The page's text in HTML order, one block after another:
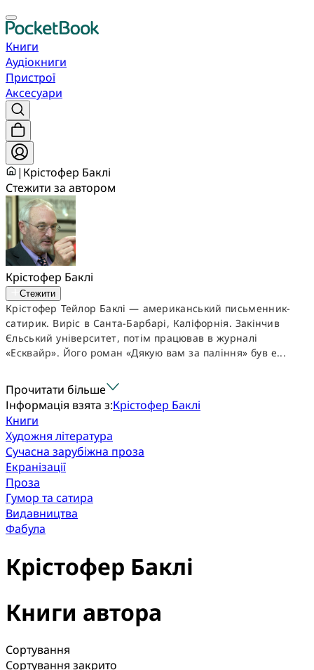
Книги
Аудіокниги
Пристрої
Аксесуари
| Крістофер Баклі
Стежити за автором
Крістофер Баклі
Стежити
Крістофер Тейлор Баклі — американський письменник-
сатирик. Виріс в Санта-Барбарі, Каліфорнія. Закінчив
Єльський університет, потім працював в журналі
«Есквайр». Його роман «Дякую вам за паління» був е...
Прочитати більше
Інформація взята з:Крістофер Баклі
Книги
Художня література
Сучасна зарубіжна проза
Екранізації
Проза
Гумор та сатира
Видавництва
Фабула
Крістофер Баклі
Книги автора
Сортування
Сортування закрито